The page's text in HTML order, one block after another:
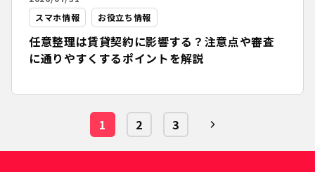
スマホ情報
お役立ち情報
任意整理は賃貸契約に影響する？注意点や審査
に通りやすくするポイントを解説
1 2 3